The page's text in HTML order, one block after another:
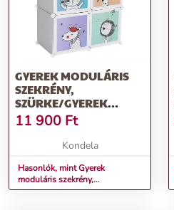
GYEREK MODULÁRIS
SZEKRÉNY,
SZÜRKE/GYEREK
MINTA, BIARO
11 900 Ft
Kondela
Hasonlók, mint Gyerek
moduláris szekrény,
szürke/gyerek minta, BIARO